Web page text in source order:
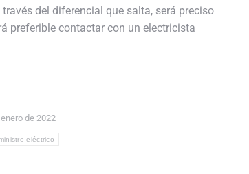
del diferencial que salta, será preciso
preferible contactar con un electricista
de 2022
eléctrico